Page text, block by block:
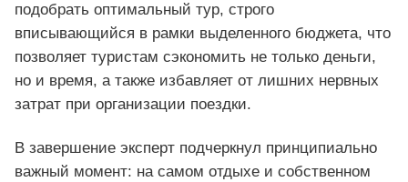
подобрать оптимальный тур, строго
вписывающийся в рамки выделенного бюджета, что
позволяет туристам сэкономить не только деньги,
но и время, а также избавляет от лишних нервных
затрат при организации поездки.
В завершение эксперт подчеркнул принципиально
важный момент: на самом отдыхе и собственном